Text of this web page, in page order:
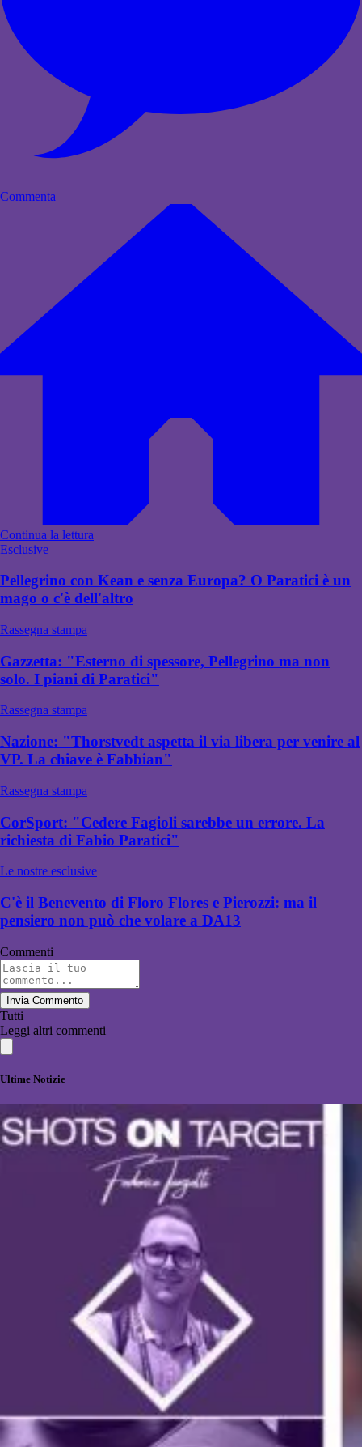
Commenta
Continua la lettura
Esclusive
Pellegrino con Kean e senza Europa? O Paratici è un
mago o c'è dell'altro
Rassegna stampa
Gazzetta: "Esterno di spessore, Pellegrino ma non
solo. I piani di Paratici"
Rassegna stampa
Nazione: "Thorstvedt aspetta il via libera per venire al
VP. La chiave è Fabbian"
Rassegna stampa
CorSport: "Cedere Fagioli sarebbe un errore. La
richiesta di Fabio Paratici"
Le nostre esclusive
C'è il Benevento di Floro Flores e Pierozzi: ma il
pensiero non può che volare a DA13
Commenti
Invia Commento
Tutti
Leggi altri commenti
Ultime Notizie